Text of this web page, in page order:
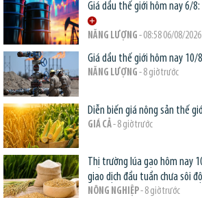
Giá dầu thế giới hôm nay 6/8:
NĂNG LƯỢNG - 08:58 06/08/2026
Giá dầu thế giới hôm nay 10/
NĂNG LƯỢNG - 8 giờ trước
Diễn biến giá nông sản thế
GIÁ CẢ- 8 giờ trước
Thị trường lúa gạo hôm nay
giao dịch đầu tuần chưa sôi
NÔNG NGHIỆP- 8 giờ trước